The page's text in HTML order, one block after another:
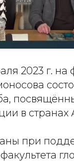
2023 г. на
в
при